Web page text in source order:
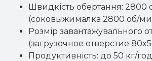
Швидкість обертання: 2800
(соковыжималка 2800 об/
Розмір завантажувального
(загрузочное отверстие
Продуктивність: до 50 кг/год